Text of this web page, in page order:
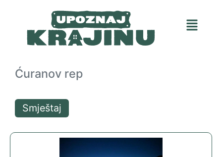
Ćuranov rep
Smještaj